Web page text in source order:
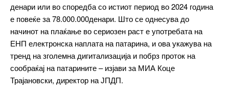
денари или во споредба со истиот период во 2024 година
е повеќе за 78.000.000денари. Што се однесува до
начинот на плаќање во сериозен раст е употребата на
ЕНП електронска наплата на патарина, и ова укажува на
тренд на зголемна дигитализација и побрз проток на
сообраќај на патарините – изјави за МИА Коце
Трајановски, директор на ЈПДП.